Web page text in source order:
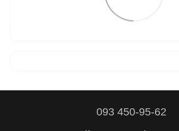
093 450-95-62